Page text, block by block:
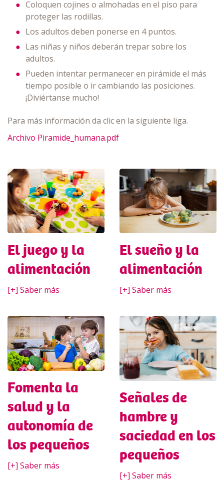
Coloquen cojines o almohadas en el piso para
proteger las rodillas.
Los adultos deben ponerse en 4 puntos.
Las niñas y niños deberán trepar sobre los
adultos.
Pueden intentar permanecer en pirámide el más
tiempo posible o ir cambiando las posiciones.
¡Diviértanse mucho!
Para más información da clic en la siguiente liga.
Archivo Piramide_humana.pdf
El juego y la
alimentación
[+] Saber más
El sueño y la
alimentación
[+] Saber más
Fomenta la
salud y la
autonomía de
los pequeños
[+] Saber más
Señales de
hambre y
saciedad en los
pequeños
[+] Saber más